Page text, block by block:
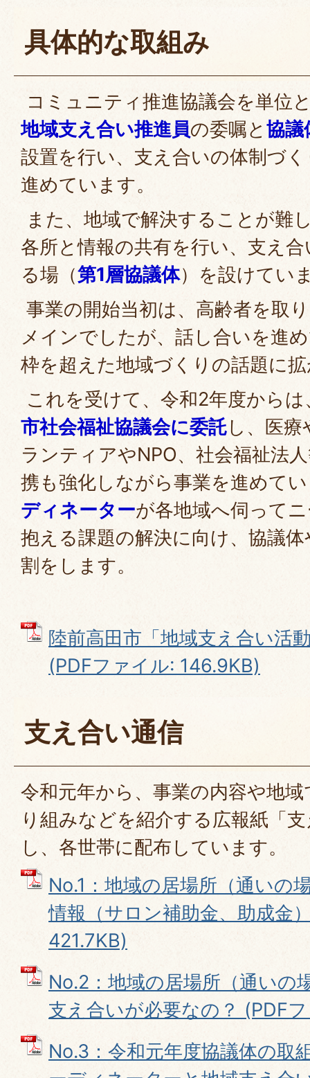
具体的な取組み
コミュニティ推進協議会を単位
地域支え合い推進員の委嘱と協議
設置を行い、支え合いの体制づ
進めています。
また、地域で解決することが難
各所と情報の共有を行い、支え
る場（第1層協議体）を設けてい
事業の開始当初は、高齢者を取
メインでしたが、話し合いを進
枠を超えた地域づくりの話題に
これを受けて、令和2年度から
市社会福祉協議会に委託し、医
ランティアやNPO、社会福祉法
携も強化しながら事業を進めて
ディネーターが各地域へ伺って
抱える課題の解決に向け、協議
割をします。
陸前高田市「地域支え合い活
(PDFファイル: 146.9KB)
支え合い通信
令和元年から、事業の内容や地
り組みなどを紹介する広報紙「
し、各世帯に配布しています。
No.1：地域の居場所（通いの
情報（サロン補助金、助成金
421.7KB)
No.2：地域の居場所（通いの
支え合いが必要なの？ (PDF
No.3：令和元年度協議体の取